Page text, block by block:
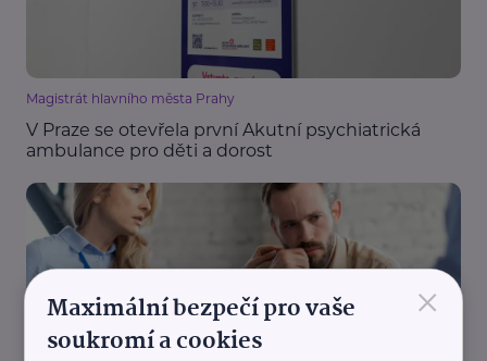
Magistrát hlavního města Prahy
V Praze se otevřela první Akutní psychiatrická
ambulance pro děti a dorost
×
Maximální bezpečí pro vaše
soukromí a cookies